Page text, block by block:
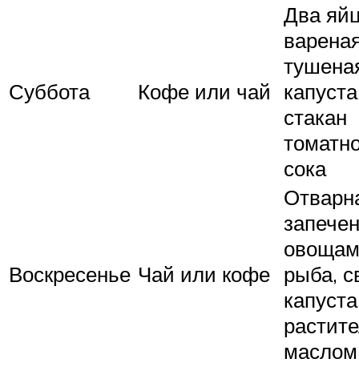
Суббота Кофе или чай
Два
стакан
сока
Воскресенье Чай или кофе рыба,
маслом